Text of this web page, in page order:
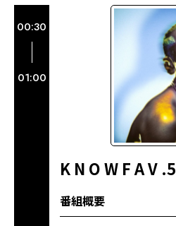
00:30
01:00
K N O W F A V .5
番組概要